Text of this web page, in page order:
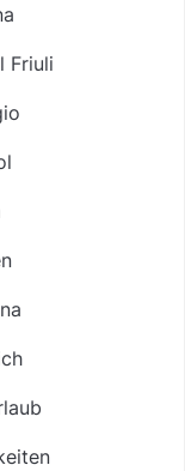
Friuli